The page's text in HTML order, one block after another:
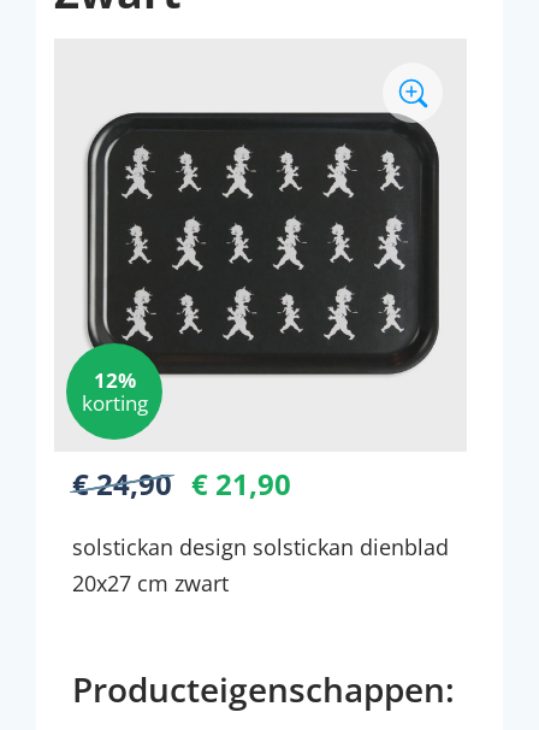
12%
korting
€ 24,90 € 21,90
solstickan design solstickan dienblad
20x27 cm zwart
Producteigenschappen: